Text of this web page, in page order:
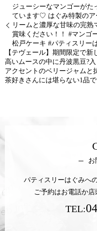
ジューシーなマンゴーがた
ています♡ はぐみ特製のア
リームと濃厚な甘味の完熟
賞味ください！！ #マンゴ
松戸ケーキ #パティスリー
【テヴェール】期間限定で
高いムースの中に丹波黒豆?
アクセントのベリージャムと
茶好きさんには堪らない1品
お
パティスリーはぐみへ
ご予約はお電話か店
TEL: